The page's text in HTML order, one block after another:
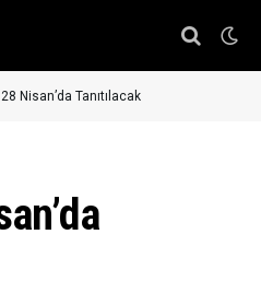
28 Nisan’da Tanıtılacak